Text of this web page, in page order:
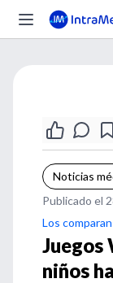
Noticias
Publicado el
Los
Juegos
niños